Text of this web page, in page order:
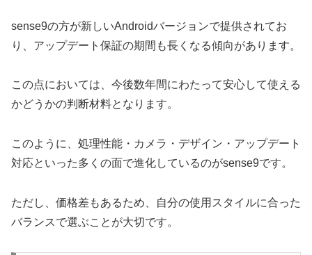
sense9の方が新しいAndroidバージョンで提供されてお
り、アップデート保証の期間も長くなる傾向があります。
この点においては、今後数年間にわたって安心して使える
かどうかの判断材料となります。
このように、処理性能・カメラ・デザイン・アップデート
対応といった多くの面で進化しているのがsense9です。
ただし、価格差もあるため、自分の使用スタイルに合った
バランスで選ぶことが大切です。